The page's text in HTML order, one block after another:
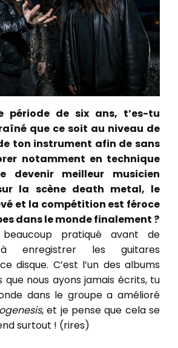
période de six ans, t’es-tu
que ce soit au niveau de
ton instrument afin de sans
notamment en technique
devenir meilleur musicien
la scène death metal, le
et la compétition est féroce
dans le monde finalement ?
pratiqué avant de
enregistrer les guitares
disque. C’est l’un des albums
que nous ayons jamais écrits, tu
dans le groupe a amélioré
, et je pense que cela se
surtout ! (rires)